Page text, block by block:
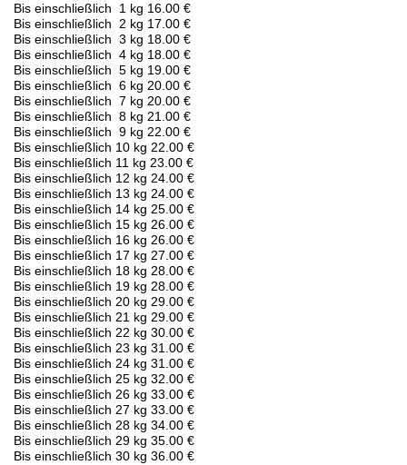
Bis einschließlich 1 kg 16.00 €
Bis einschließlich 2 kg 17.00 €
Bis einschließlich 3 kg 18.00 €
Bis einschließlich 4 kg 18.00 €
Bis einschließlich 5 kg 19.00 €
Bis einschließlich 6 kg 20.00 €
Bis einschließlich 7 kg 20.00 €
Bis einschließlich 8 kg 21.00 €
Bis einschließlich 9 kg 22.00 €
Bis einschließlich 10 kg 22.00 €
Bis einschließlich 11 kg 23.00 €
Bis einschließlich 12 kg 24.00 €
Bis einschließlich 13 kg 24.00 €
Bis einschließlich 14 kg 25.00 €
Bis einschließlich 15 kg 26.00 €
Bis einschließlich 16 kg 26.00 €
Bis einschließlich 17 kg 27.00 €
Bis einschließlich 18 kg 28.00 €
Bis einschließlich 19 kg 28.00 €
Bis einschließlich 20 kg 29.00 €
Bis einschließlich 21 kg 29.00 €
Bis einschließlich 22 kg 30.00 €
Bis einschließlich 23 kg 31.00 €
Bis einschließlich 24 kg 31.00 €
Bis einschließlich 25 kg 32.00 €
Bis einschließlich 26 kg 33.00 €
Bis einschließlich 27 kg 33.00 €
Bis einschließlich 28 kg 34.00 €
Bis einschließlich 29 kg 35.00 €
Bis einschließlich 30 kg 36.00 €